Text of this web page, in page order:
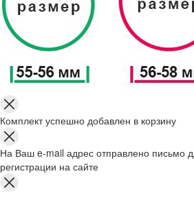
Комплект успешно добавлен в корзину
На Ваш e-mail адрес отправлено письмо
регистрации на сайте